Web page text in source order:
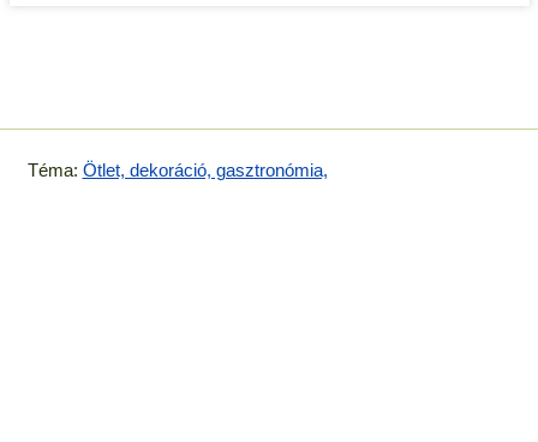
Téma: Ötlet, dekoráció, gasztronómia,